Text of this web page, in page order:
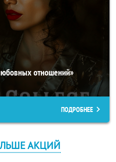
отношений»
ПОДРОБНЕЕ
АКЦИЙ